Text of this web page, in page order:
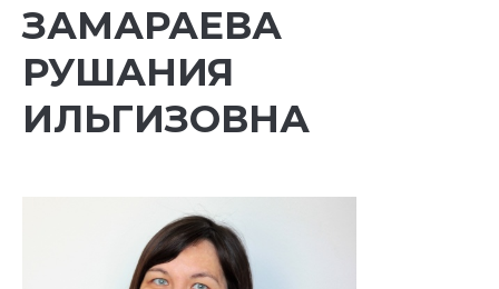
ЗАМАРАЕВА
РУШАНИЯ
ИЛЬГИЗОВНА